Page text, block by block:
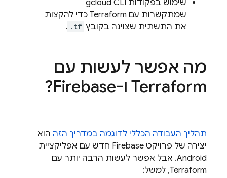
שימוש בפקודות gcloud CLI
שמתקשרות עם Terraform כדי להקצות
את התשתית שצוינה בקובץ .tf
.
מה אפשר לעשות עם
Terraform ו-Firebase?
תהליך העבודה הכללי לדוגמה במדריך הזה הוא
יצירה של פרויקט Firebase חדש עם אפליקציית
Android. אבל אפשר לעשות הרבה יותר עם
Terraform, למשל: